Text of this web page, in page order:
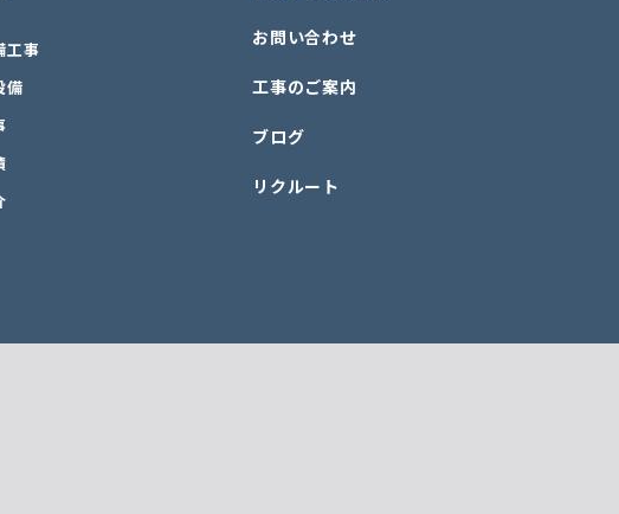
工事
備
お問い合わせ
工事のご案内
ブログ
リクルート